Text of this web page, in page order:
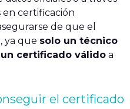
en certificación
de que el
ya que solo un técnico
certificado válido a
el certificado